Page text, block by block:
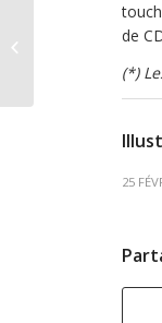
de
(*)
25
Orthophonie : la
pointe des